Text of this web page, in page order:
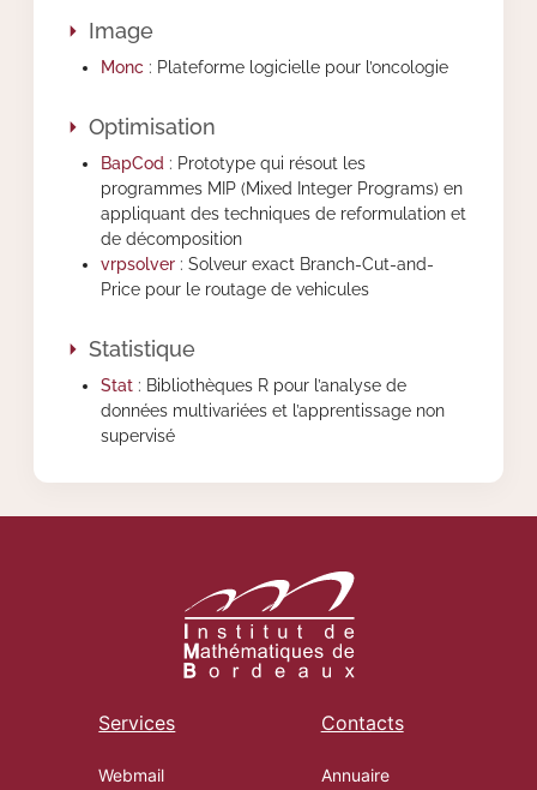
Image
Monc : Plateforme logicielle pour l’oncologie
Optimisation
BapCod : Prototype qui résout les
programmes MIP (Mixed Integer Programs) en
appliquant des techniques de reformulation et
de décomposition
vrpsolver : Solveur exact Branch-Cut-and-
Price pour le routage de vehicules
Statistique
Stat : Bibliothèques R pour l’analyse de
données multivariées et l’apprentissage non
supervisé
Services
Webmail
Contacts
Annuaire